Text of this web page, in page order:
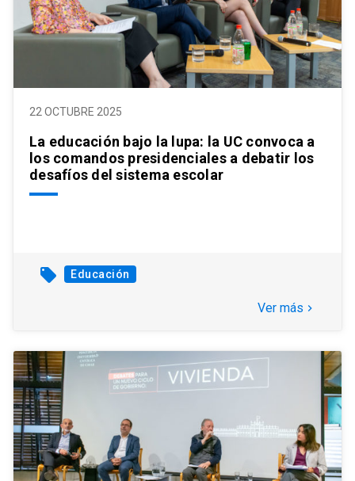
22 OCTUBRE 2025
La educación bajo la lupa: la UC convoca a
los comandos presidenciales a debatir los
desafíos del sistema escolar
local_offer Educación
Ver más keyboard_arrow_right